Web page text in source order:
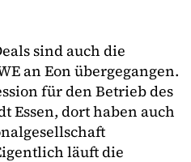
sind auch die
an Eon übergegangen.
für den Betrieb des
Essen, dort haben auch
läuft die